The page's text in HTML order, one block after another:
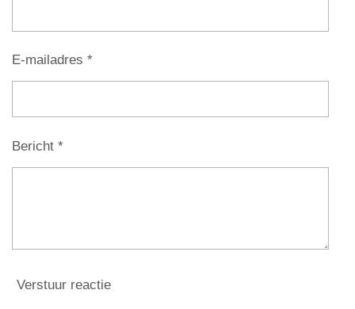
E-mailadres *
Bericht *
Verstuur reactie